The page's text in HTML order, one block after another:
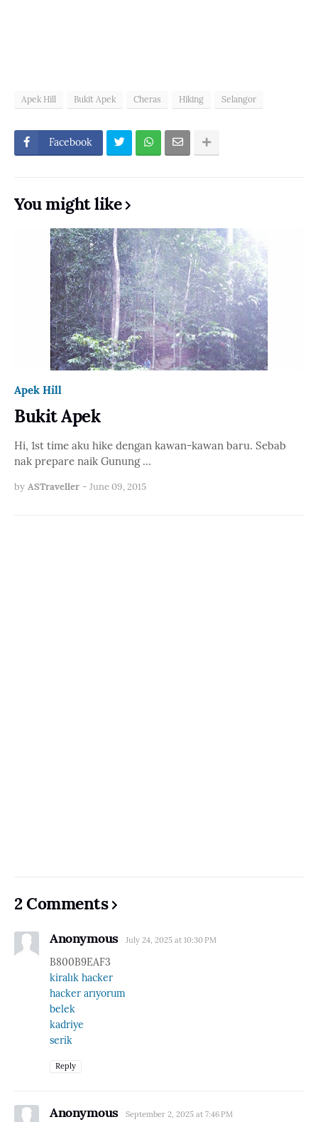
Apek Hill Bukit Apek Cheras Hiking Selangor
Facebook
You might like
Apek Hill
Bukit Apek
Hi, 1st time aku hike dengan kawan-kawan baru. Sebab
nak prepare naik Gunung …
by ASTraveller - June 09, 2015
2 Comments
Anonymous July 24, 2025 at 10:30 PM
B800B9EAF3
kiralık hacker
hacker arıyorum
belek
kadriye
serik
Reply
Anonymous September 2, 2025 at 7:46 PM